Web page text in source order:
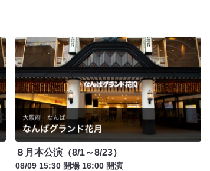
８月本公演（8/1～8/23）
08/09 15:30 開場 16:00 開演